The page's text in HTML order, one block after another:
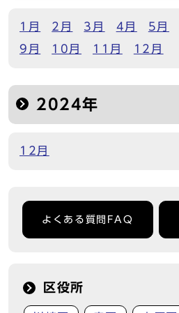
1月 2月 3月 4月 5月
9月
10月 11月 12月
2024年
12月
よくある質問FAQ
区役所